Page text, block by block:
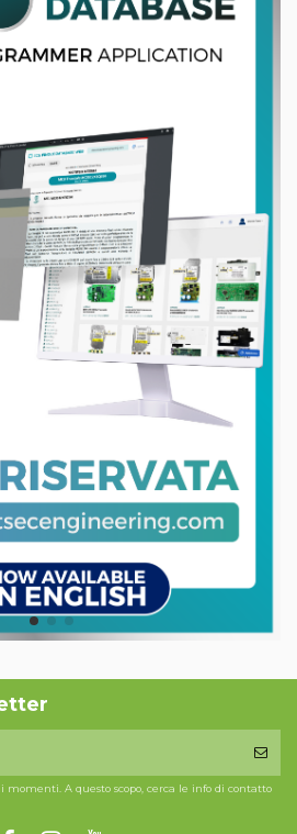
A questo scopo, cerca le info di contatto